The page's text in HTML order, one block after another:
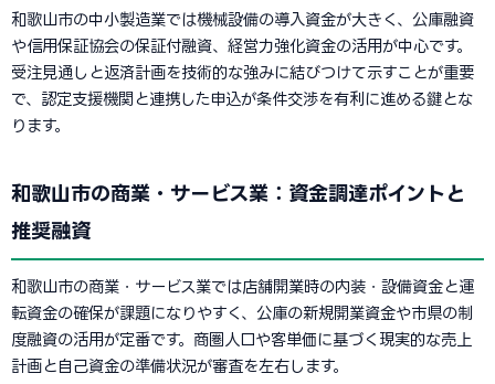
和歌山市の中小製造業では機械設備の導入資金が大きく、公庫融資
や信用保証協会の保証付融資、経営力強化資金の活用が中心です。
受注見通しと返済計画を技術的な強みに結びつけて示すことが重要
で、認定支援機関と連携した申込が条件交渉を有利に進める鍵とな
ります。
和歌山市の商業・サービス業：資金調達ポイントと
推奨融資
和歌山市の商業・サービス業では店舗開業時の内装・設備資金と運
転資金の確保が課題になりやすく、公庫の新規開業資金や市県の制
度融資の活用が定番です。商圏人口や客単価に基づく現実的な売上
計画と自己資金の準備状況が審査を左右します。